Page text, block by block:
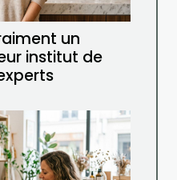
un
institut de